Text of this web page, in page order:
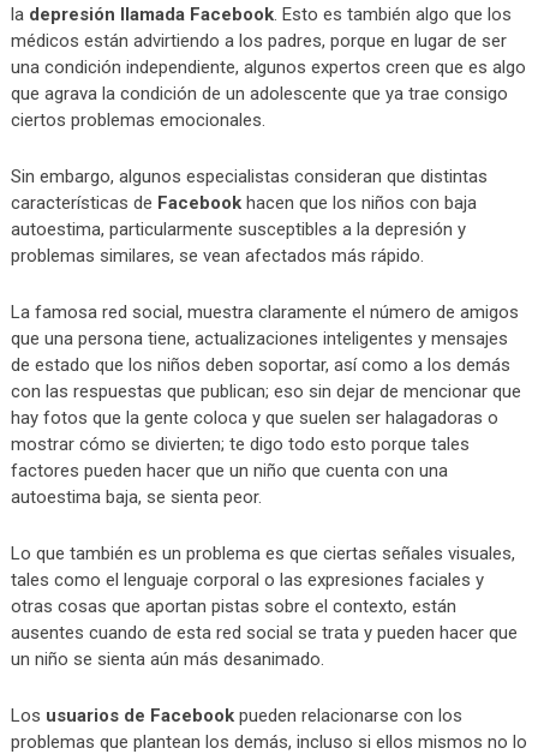
la depresión llamada Facebook. Esto es también algo que los
médicos están advirtiendo a los padres, porque en lugar de ser
una condición independiente, algunos expertos creen que es algo
que agrava la condición de un adolescente que ya trae consigo
ciertos problemas emocionales.
Sin embargo, algunos especialistas consideran que distintas
características de Facebookhacen que los niños con baja
autoestima, particularmente susceptibles a la depresión y
problemas similares, se vean afectados más rápido.
La famosa red social, muestra claramente el número de amigos
que una persona tiene, actualizaciones inteligentes y mensajes
de estado que los niños deben soportar, así como a los demás
con las respuestas que publican; eso sin dejar de mencionar que
hay fotos que la gente coloca y que suelen ser halagadoras o
mostrar cómo se divierten; te digo todo esto porque tales
factores pueden hacer que un niño que cuenta con una
autoestima baja, se sienta peor.
Lo que también es un problema es que ciertas señales visuales,
tales como el lenguaje corporal o las expresiones faciales y
otras cosas que aportan pistas sobre el contexto, están
ausentes cuando de esta red social se trata y pueden hacer que
un niño se sienta aún más desanimado.
Los usuarios de Facebookpueden relacionarse con los
problemas que plantean los demás, incluso si ellos mismos no lo